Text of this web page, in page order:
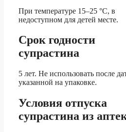
При температуре 15–25 °C, в
недоступном для детей месте.
Срок годности
супрастина
5 лет. Не использовать после
указанной на упаковке.
Условия отпуска
супрастина из